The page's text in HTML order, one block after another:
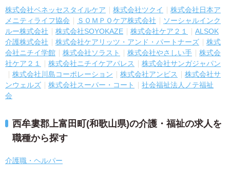
株式会社ベネッセスタイルケア 株式会社ツクイ
株式会社日本ア
メニティライフ協会
ＳＯＭＰＯケア株式会社
ソーシャルインク
ルー株式会社
株式会社SOYOKAZE 株式会社ケア２１
ALSOK
介護株式会社
株式会社ケアリッツ・アンド・パートナーズ
株式
会社ニチイ学館
株式会社ソラスト 株式会社やさしい手
株式会
社ケア２１
株式会社ニチイケアパレス
株式会社サンガジャパン
株式会社川島コーポレーション
株式会社アンビス
株式会社サ
ンウェルズ
株式会社スーパー・コート
社会福祉法人ノテ福祉
会
西牟婁郡上富田町(和歌山県)の介護・福祉の求人を
職種から探す
介護職・ヘルパー